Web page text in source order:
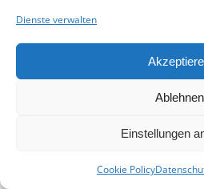
Dienste verwalten
Ablehnen
Einstellungen
Cookie Policy
schaffen und sie in ihrer
Spenden
© 2026 - Heimat- und